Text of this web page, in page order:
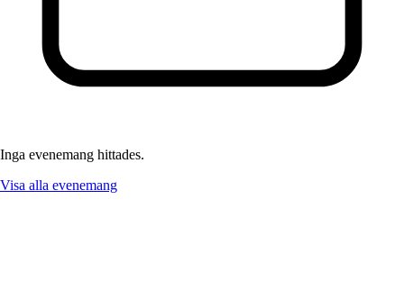
Inga evenemang hittades.
Visa alla evenemang